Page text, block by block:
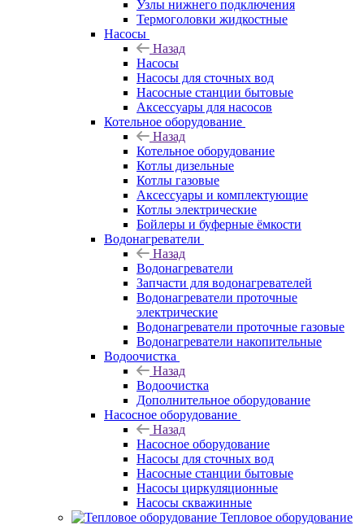
Узлы нижнего подключения
Термоголовки жидкостные
Насосы
Назад
Насосы
Насосы для сточных вод
Насосные станции бытовые
Аксессуары для насосов
Котельное оборудование
Назад
Котельное оборудование
Котлы дизельные
Котлы газовые
Аксессуары и комплектующие
Котлы электрические
Бойлеры и буферные ёмкости
Водонагреватели
Назад
Водонагреватели
Запчасти для водонагревателей
Водонагреватели проточные
электрические
Водонагреватели проточные газовые
Водонагреватели накопительные
Водоочистка
Назад
Водоочистка
Дополнительное оборудование
Насосное оборудование
Назад
Насосное оборудование
Насосы для сточных вод
Насосные станции бытовые
Насосы циркуляционные
Насосы скважинные
Тепловое оборудование